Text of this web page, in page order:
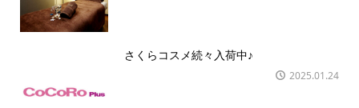
さくらコスメ続々入荷中♪
2025.01.24